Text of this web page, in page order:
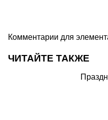
Комментарии для
ЧИТАЙТЕ ТАКЖЕ